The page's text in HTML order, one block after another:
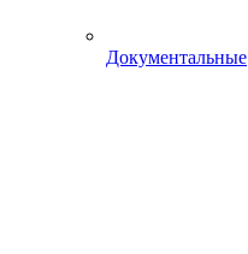
Документальные